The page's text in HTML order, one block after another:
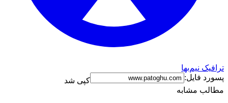
ترافیک نیم‌بها
پسورد فایل:
کپی شد
مطالب مشابه